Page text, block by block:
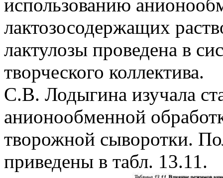
использованию
лактозосодержащих
лактулозы проведена в
творческого коллектива.
С.В. Лодыгина изучала
анионообменной
творожной сыворотки.
приведены в табл. 13.11.